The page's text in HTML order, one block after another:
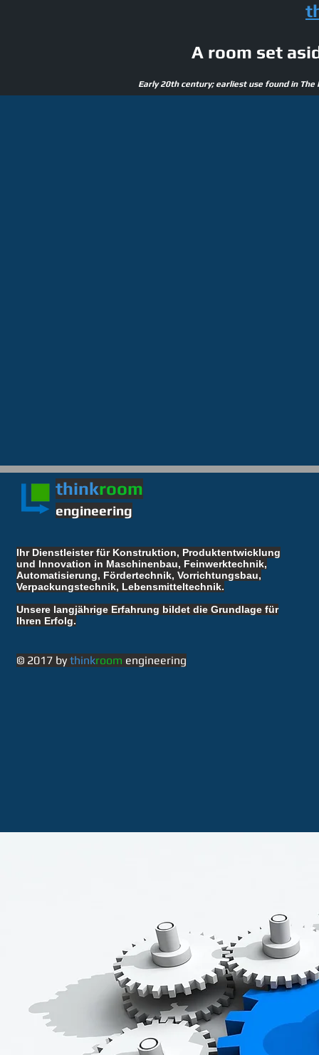
A room set
Early 20th century; earliest use found in
thinkroom
engineering
Ihr Dienstleister für Konstruktion, Produktentwicklung
und Innovation in Maschinenbau, Feinwerktechnik,
Automatisierung, Fördertechnik, Vorrichtungsbau,
Verpackungstechnik, Lebensmitteltechnik.
Unsere langjährige Erfahrung bildet die Grundlage für
Ihren Erfolg.
© 2017 by thinkroom engineering